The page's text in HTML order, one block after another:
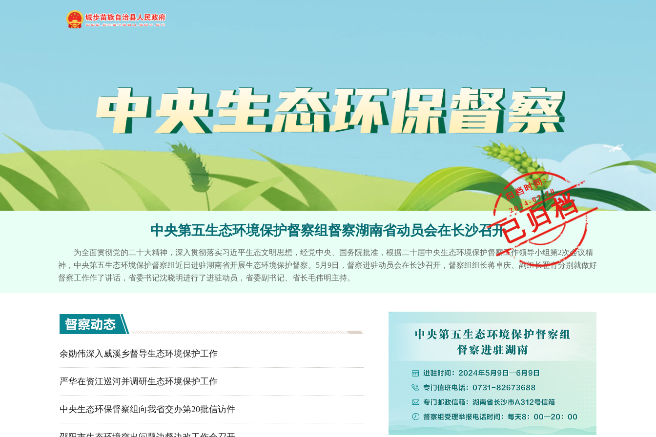
中央第五生态环境保护督察组督察湖南省动员会在长沙召开
为全面贯彻党的二十大精神，深入贯彻落实习近平生态文明思想，经党中央、国务院批准，根据二十届中央生态环境保护督察工作领导小组第2次会议精
神，中央第五生态环境保护督察组近日进驻湖南省开展生态环境保护督察。5月9日，督察进驻动员会在长沙召开，督察组组长蒋卓庆、副组长翟青分别就做好
督察工作作了讲话，省委书记沈晓明进行了进驻动员，省委副书记、省长毛伟明主持。
余勋伟深入威溪乡督导生态环境保护工作
严华在资江巡河并调研生态环境保护工作
中央生态环保督察组向我省交办第20批信访件
归档时间:
2024-07-20
已归档